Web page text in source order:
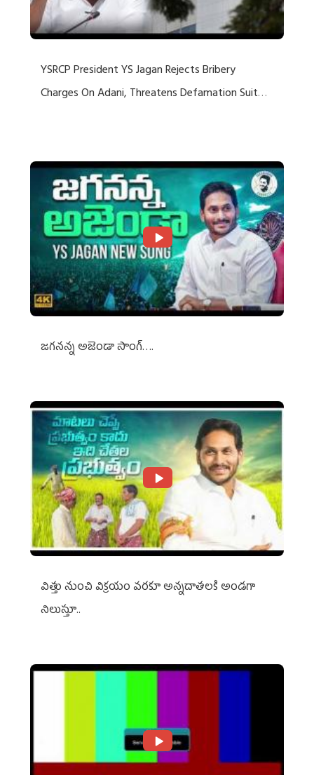
YSRCP President YS Jagan Rejects Bribery
Charges On Adani, Threatens Defamation Suit
జగనన్న అజెండా సాంగ్….
విత్తు నుంచి విక్రయం వరకూ అన్నదాతలకి అండగా
నిలుస్తూ..